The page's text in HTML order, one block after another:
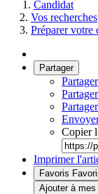
Candidat
Vos recherches
Préparer votre
Partager
Copier
Imprimer
Favoris
Ajouter à mes